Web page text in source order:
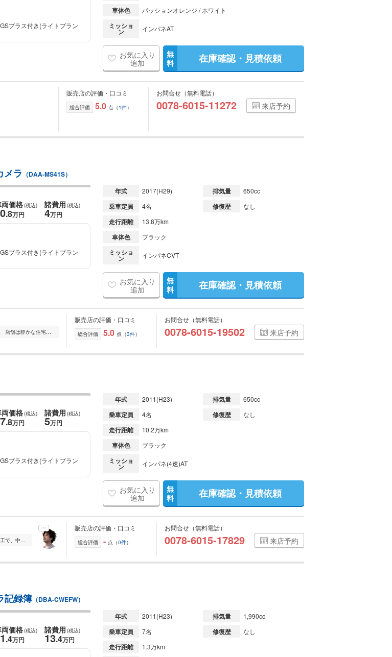
プラス付き(ライトプラン
車体色 パッションオレンジ / ホワイト
ミッショ
ン インパネAT
お気に入り
追加
無
料
在庫確認・見積依頼
販売店の評価・口コミ
総合評価 5.0 点（1件）
お問合せ（無料電話）
0078-6015-11272 来店予約
メラ （DAA-MS41S）
価格(税込)
.8万円
諸費用 (税込)
4万円
プラス付き(ライトプラン
年式 2017(H29) 排気量 650cc
乗車定員 4名 修復歴 なし
走行距離 13.8万km
車体色 ブラック
ミッショ
ン インパネCVT
お気に入り
追加
無
料
在庫確認・見積依頼
富山県富山市の片隅で夫婦でひっそりと自動車業を営んでおります。 店舗は静かな住宅地街にございますので、完全予約制にて、一人一人のお客様とのお時間をしっかりと...
販売店の評価・口コミ
総合評価 5.0 点（3件）
お問合せ（無料電話）
0078-6015-19502 来店予約
価格(税込)
.8万円
諸費用 (税込)
5万円
プラス付き(ライトプラン
年式 2011(H23) 排気量 650cc
乗車定員 4名 修復歴 なし
走行距離 10.2万km
車体色 ブラック
ミッショ
ン インパネ(4速)AT
お気に入り
追加
無
料
在庫確認・見積依頼
福岡・田川から「価格以上の輝き」を。 全車ガラスコーティング施工で、中古車 の常識を変える一台をお届けします。 KURUMA PLUSのページを ご覧いただき、誠にありが...
販売店の評価・口コミ
総合評価 - 点（0件）
お問合せ（無料電話）
0078-6015-17829 来店予約
記録簿 （DBA-CWEFW）
価格(税込)
.4万円
諸費用 (税込)
13.4万円
年式 2011(H23) 排気量 1,990cc
乗車定員 7名 修復歴 なし
走行距離 1.3万km